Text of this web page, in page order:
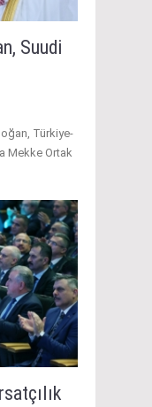
Suudi
Türkiye-
Mekke Ortak